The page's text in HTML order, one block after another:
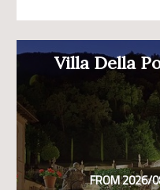
Villa Della
FROM 2026/